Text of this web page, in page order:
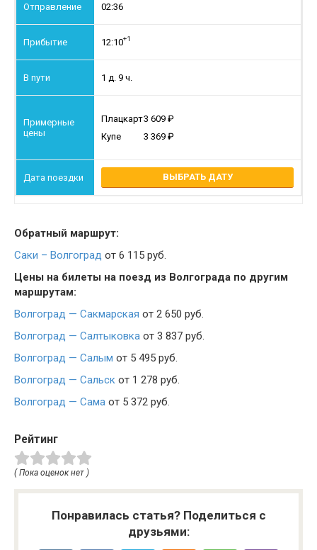
02:36
12:10+1
1 д. 9 ч.
Плацкарт3 609
Купе
3 369
ВЫБРАТЬ ДАТУ
Обратный маршрут:
Саки – Волгоград от 6 115 руб.
Цены на билеты на поезд из Волгограда по другим
маршрутам:
Волгоград — Сакмарская от 2 650 руб.
Волгоград — Салтыковка от 3 837 руб.
Волгоград — Салым от 5 495 руб.
Волгоград — Сальск от 1 278 руб.
Волгоград — Сама от 5 372 руб.
Рейтинг
( Пока оценок нет )
Понравилась статья? Поделиться с
друзьями: